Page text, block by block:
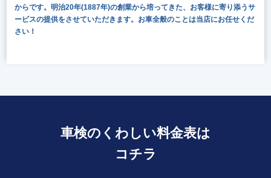
からです。明治20年(1887年)の創業から培ってきた、お客様に寄り添うサ
ービスの提供をさせていただきます。お車全般のことは当店にお任せくだ
さい！
車検のくわしい料金表は
コチラ